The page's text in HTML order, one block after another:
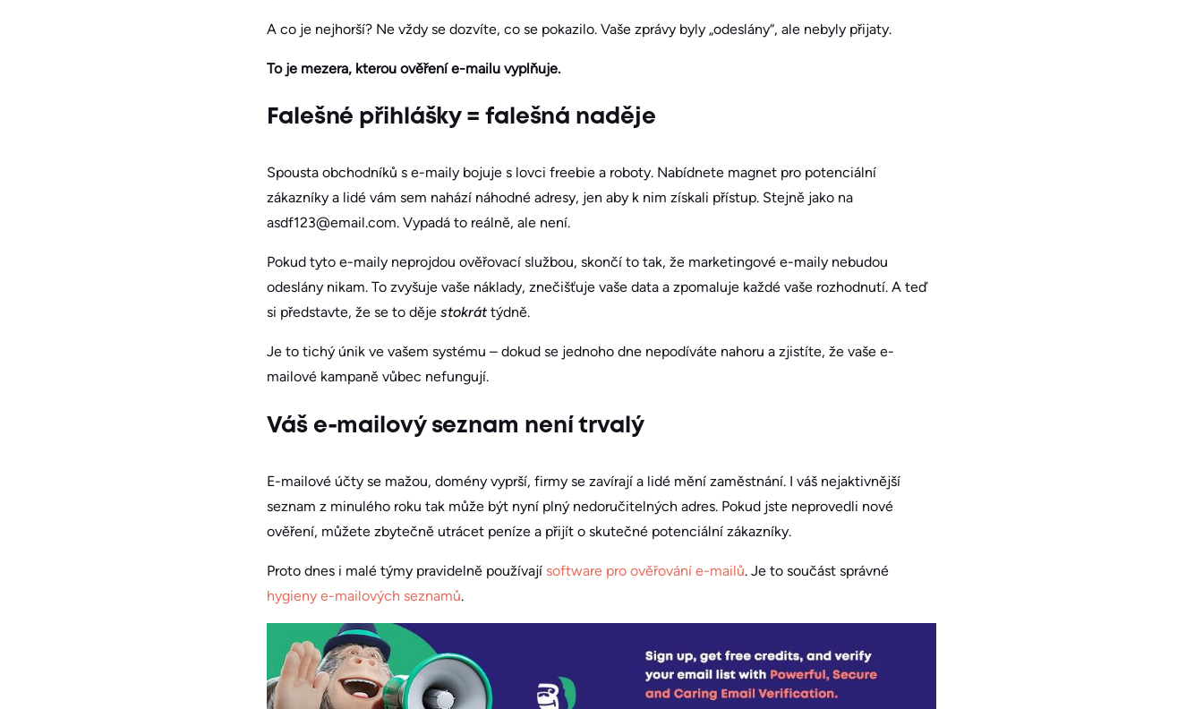
A co je nejhorší? Ne vždy se dozvíte, co se pokazilo. Vaše zprávy byly „odeslány“, ale nebyly přijaty.
To je mezera, kterou ověření e-mailu vyplňuje.
Falešné přihlášky = falešná naděje
Spousta obchodníků s e-maily bojuje s lovci freebie a roboty. Nabídnete magnet pro potenciální
zákazníky a lidé vám sem nahází náhodné adresy, jen aby k nim získali přístup. Stejně jako na
asdf123@email.com. Vypadá to reálně, ale není.
Pokud tyto e-maily neprojdou ověřovací službou, skončí to tak, že marketingové e-maily nebudou
odeslány nikam. To zvyšuje vaše náklady, znečišťuje vaše data a zpomaluje každé vaše rozhodnutí. A teď
si představte, že se to děje stokráttýdně.
Je to tichý únik ve vašem systému – dokud se jednoho dne nepodíváte nahoru a zjistíte, že vaše e-
mailové kampaně vůbec nefungují.
Váš e-mailový seznam není trvalý
E-mailové účty se mažou, domény vyprší, firmy se zavírají a lidé mění zaměstnání. I váš nejaktivnější
seznam z minulého roku tak může být nyní plný nedoručitelných adres. Pokud jste neprovedli nové
ověření, můžete zbytečně utrácet peníze a přijít o skutečné potenciální zákazníky.
Proto dnes i malé týmy pravidelně používají software pro ověřování e-mailů. Je to součást správné
hygieny e-mailových seznamů.